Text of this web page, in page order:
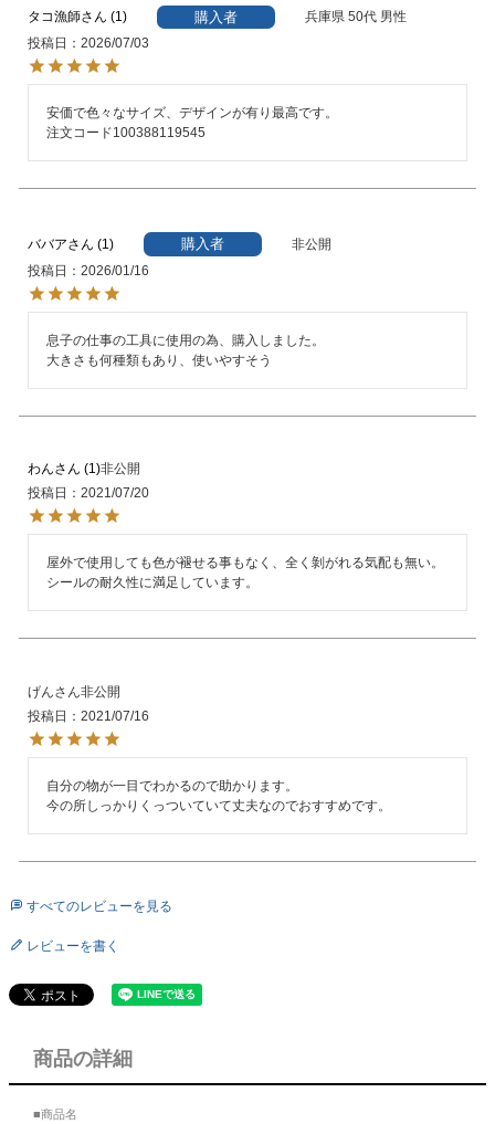
タコ漁師 1 購入者 兵庫県 50代 男性
投稿日
2026/07/03
安価で色々なサイズ、デザインが有り最高です。
注文コード100388119545
ババア 1 購入者
非公開
投稿日
2026/01/16
息子の仕事の工具に使用の為、購入しました。
大きさも何種類もあり、使いやすそう
わん 1 非公開
投稿日
2021/07/20
屋外で使用しても色が褪せる事もなく、全く剝がれる気配も無い。
シールの耐久性に満足しています。
げん
非公開
投稿日
2021/07/16
自分の物が一目でわかるので助かります。
今の所しっかりくっついていて丈夫なのでおすすめです。
すべてのレビューを見る
レビューを書く
商品の詳細
■商品名